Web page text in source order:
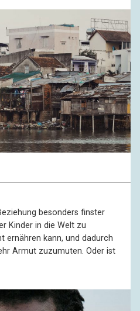
besonders finster
Kinder in die Welt zu
ernähren kann, und dadurch
Armut zuzumuten. Oder ist